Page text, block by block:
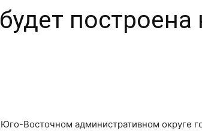
построена
Восточном административном округе